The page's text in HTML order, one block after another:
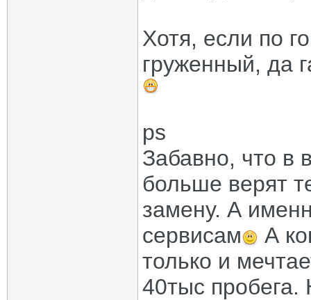
Хотя, если по
груженный, да
ps
Забавно, что в
больше верят
замену. А
сервисам
А
только и
40тыс